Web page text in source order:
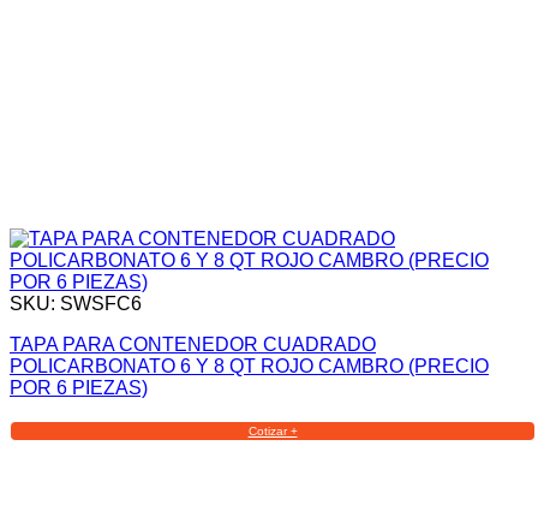
SKU: SWSFC6
TAPA PARA CONTENEDOR CUADRADO
POLICARBONATO 6 Y 8 QT ROJO CAMBRO (PRECIO
POR 6 PIEZAS)
Cotizar +